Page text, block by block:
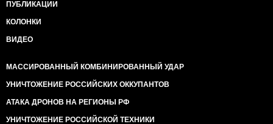
ПУБЛИКАЦИИ
КОЛОНКИ
ВИДЕО
МАССИРОВАННЫЙ КОМБИНИРОВАННЫЙ УДАР
УНИЧТОЖЕНИЕ РОССИЙСКИХ ОККУПАНТОВ
АТАКА ДРОНОВ НА РЕГИОНЫ РФ
УНИЧТОЖЕНИЕ РОССИЙСКОЙ ТЕХНИКИ